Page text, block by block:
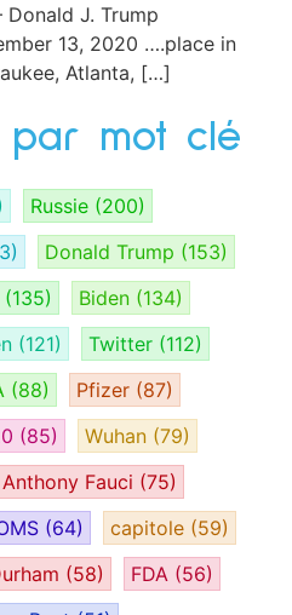
J. Trump
13, 2020 ….place in
Atlanta, […]
par mot clé
Russie (200)
Donald Trump (153)
(135) Biden (134)
(121) Twitter (112)
(88) Pfizer (87)
(85) Wuhan (79)
Anthony Fauci (75)
(64) capitole (59)
(58) FDA (56)